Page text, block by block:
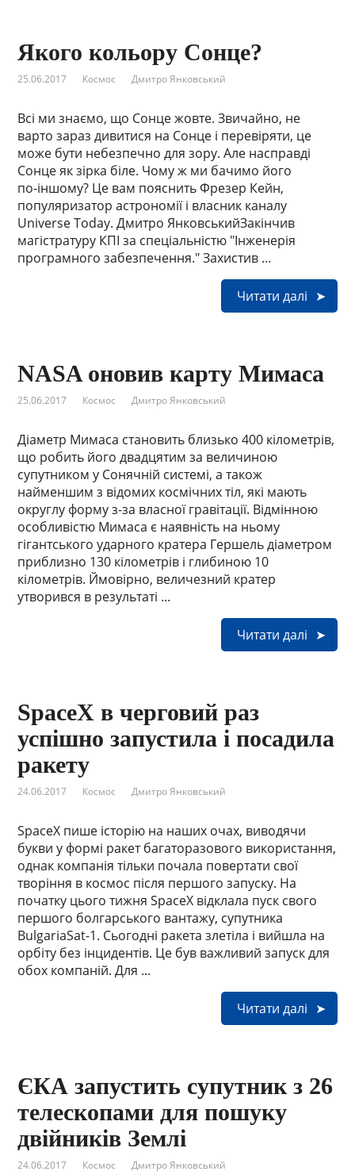
Якого кольору Сонце?
25.06.2017 Космос Дмитро Янковський
Всі ми знаємо, що Сонце жовте. Звичайно, не
варто зараз дивитися на Сонце і перевіряти, це
може бути небезпечно для зору. Але насправді
Сонце як зірка біле. Чому ж ми бачимо його
по‑іншому? Це вам пояснить Фрезер Кейн,
популяризатор астрономії і власник каналу
Universe Today. Дмитро ЯнковськийЗакінчив
магістратуру КПІ за спеціальністю "Інженерія
програмного забезпечення." Захистив ...
Читати далі
NASA оновив карту Мимаса
25.06.2017 Космос Дмитро Янковський
Діаметр Мимаса становить близько 400 кілометрів,
що робить його двадцятим за величиною
супутником у Сонячній системі, а також
найменшим з відомих космічних тіл, які мають
округлу форму з-за власної гравітації. Відмінною
особливістю Мимаса є наявність на ньому
гігантського ударного кратера Гершель діаметром
приблизно 130 кілометрів і глибиною 10
кілометрів. Ймовірно, величезний кратер
утворився в результаті ...
Читати далі
SpaceX в черговий раз
успішно запустила і посадила
ракету
24.06.2017 Космос Дмитро Янковський
SpaceX пише історію на наших очах, виводячи
букви у формі ракет багаторазового використання,
однак компанія тільки почала повертати свої
творіння в космос після першого запуску. На
початку цього тижня SpaceX відклала пуск свого
першого болгарського вантажу, супутника
BulgariaSat-1. Сьогодні ракета злетіла і вийшла на
орбіту без інцидентів. Це був важливий запуск для
обох компаній. Для ...
Читати далі
ЄКА запустить супутник з 26
телескопами для пошуку
двійників Землі
24.06.2017 Космос Дмитро Янковський